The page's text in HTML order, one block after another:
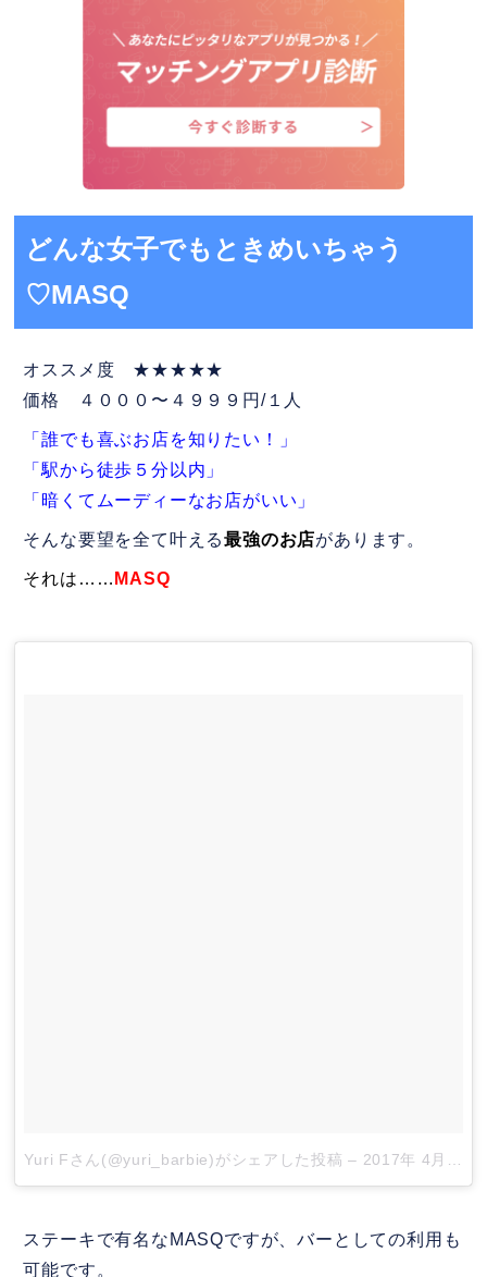
どんな女子でもときめいちゃう
♡MASQ
オススメ度 ★★★★★
価格 ４０００〜４９９９円/１人
「誰でも喜ぶお店を知りたい！」
「駅から徒歩５分以内」
「暗くてムーディーなお店がいい」
そんな要望を全て叶える最強のお店があります。
それは …… MASQ
Yuri Fさん(@yuri_barbie)がシェアした投稿 – 2017年 4月月10日午後7時40分PDT
ステーキで有名なMASQですが、バーとしての利用も
可能です。